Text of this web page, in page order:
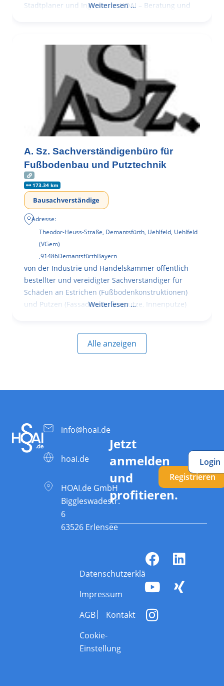
Stadtplaner und Ingenieure HOAI – Beratung und
Weiterlesen …
A. Sz. Sachverständigenbüro für
Fußbodenbau und Putztechnik
173.34 km
Bausachverständige
Adresse:
Theodor-Heuss-Straße, Demantsfürth, Uehlfeld, Uehlfeld
(VGem)
,91486DemantsfürthBayern
von der Industrie und Handelskammer öffentlich
bestellter und vereidigter Sachverständiger für
Schäden an Estrichen (Fußbodenkonstruktionen)
und Putzen (Fassaden, Außenputze, Innenputze)
Weiterlesen …
Alle anzeigen
info@hoai.de
hoai.de
HOAI.de GmbH
Biggleswadestr.
6
63526 Erlensee
Jetzt
anmelden
und
profitieren.
Registrieren
Login
Datenschutzerklärung
Impressum
AGB
Kontakt
Cookie-
Einstellung